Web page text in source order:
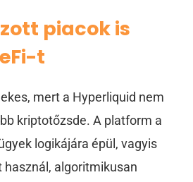
piacok is
t
mert a Hyperliquid nem
kriptotőzsde. A platform a
logikájára épül, vagyis
algoritmikusan